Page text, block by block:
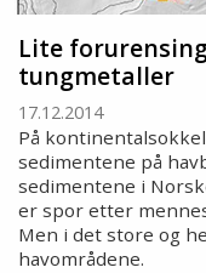
Lite
tungmetaller
17.12.2014
På
sedimentene på
sedimentene i
er spor etter
Men i det store og
havområdene.